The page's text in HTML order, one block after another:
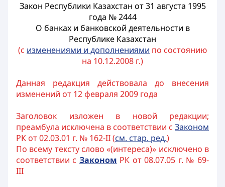
Закон Республики Казахстан от 31 августа 1995
года № 2444
О банках и банковской деятельности в
Республике Казахстан
(с изменениями и дополнениями по состоянию
на 10.12.2008 г.)
Данная редакция действовала до внесения
изменений от 12 февраля 2009 года
Заголовок изложен в новой редакции;
преамбула исключена в соответствии с Законом
РК от 02.03.01 г. № 162-II (см. стар. ред.)
По всему тексту слово «(интереса)» исключено в
соответствии с Законом РК от 08.07.05 г. № 69-
III